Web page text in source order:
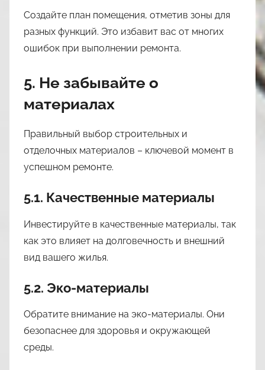
Создайте план помещения, отметив зоны для
разных функций. Это избавит вас от многих
ошибок при выполнении ремонта.
5. Не забывайте о
материалах
Правильный выбор строительных и
отделочных материалов – ключевой момент в
успешном ремонте.
5.1. Качественные материалы
Инвестируйте в качественные материалы, так
как это влияет на долговечность и внешний
вид вашего жилья.
5.2. Эко-материалы
Обратите внимание на эко-материалы. Они
безопаснее для здоровья и окружающей
среды.